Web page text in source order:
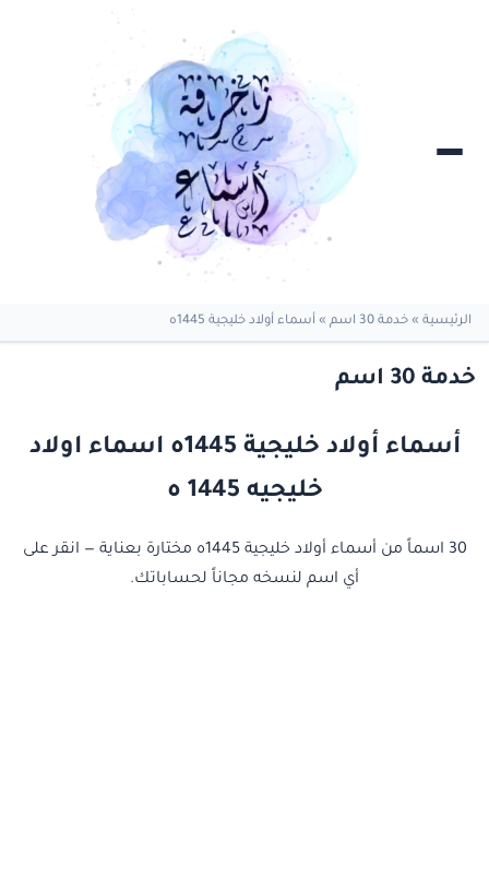
الرئيسية » خدمة 30 اسم » أسماء أولاد خليجية 1445ه
خدمة 30 اسم
أسماء أولاد خليجية 1445ه اسماء اولاد
خليجيه 1445 ه
30 اسماً من أسماء أولاد خليجية 1445ه مختارة بعناية — انقر على
أي اسم لنسخه مجاناً لحساباتك.